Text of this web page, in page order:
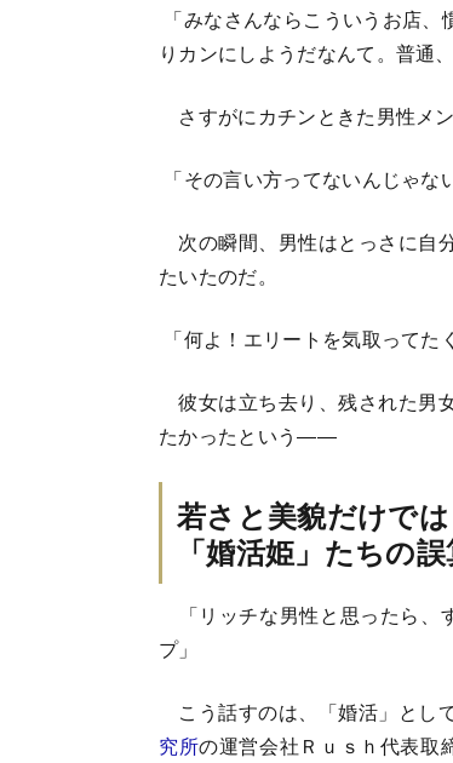
「みなさんならこういうお店
りカンにしようだなんて。普通
さすがにカチンときた男性メ
「その言い方ってないんじゃ
次の瞬間、男性はとっさに自
たいたのだ。
「何よ！エリートを気取ってた
彼女は立ち去り、残された男
たかったという――
若さと美貌だけで
「婚活姫」たちの
「リッチな男性と思ったら、
プ」
こう話すのは、「婚活」とし
究所の運営会社Ｒｕｓｈ代表取